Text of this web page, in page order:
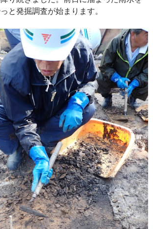
と発掘調査が始まります。